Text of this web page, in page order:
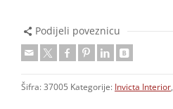
Podijeli poveznicu
Šifra: 37005 Kategorije: Invicta Interior,